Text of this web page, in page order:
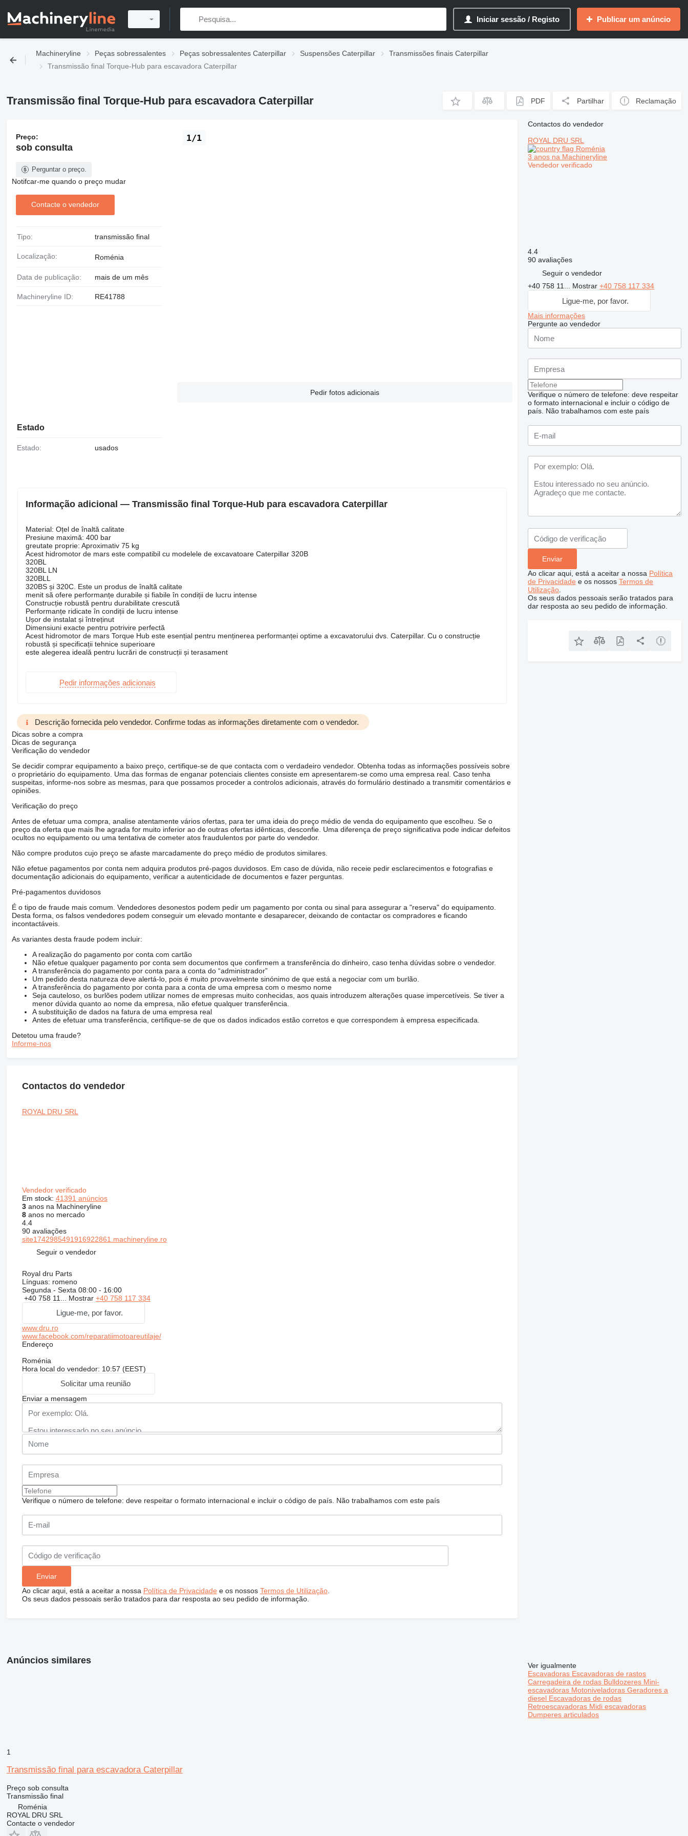
Iniciar sessão / Registo Publicar um anúncio
Machineryline Peças sobressalentes Peças sobressalentes Caterpillar Suspensões Caterpillar
Transmissões finais Caterpillar
Transmissão final Torque-Hub para escavadora Caterpillar
Transmissão final Torque-Hub para escavadora Caterpillar PDF Partilhar Reclamação
1/1
Pedir fotos adicionais
Preço:
sob consulta
Perguntar o preço.
Notifcar-me quando o preço mudar
Contacte o vendedor
Tipo: transmissão final
Localização: Roménia
Data de publicação: mais de um mês
Machineryline ID: RE41788
Estado
Estado: usados
Informação adicional — Transmissão final Torque-Hub para escavadora Caterpillar
Material: Oțel de înaltă calitate
Presiune maximă: 400 bar
greutate proprie: Aproximativ 75 kg
Acest hidromotor de mars este compatibil cu modelele de excavatoare Caterpillar 320B
320BL
320BL LN
320BLL
320BS și 320C. Este un produs de înaltă calitate
menit să ofere performanțe durabile și fiabile în condiții de lucru intense
Construcție robustă pentru durabilitate crescută
Performanțe ridicate în condiții de lucru intense
Ușor de instalat și întreținut
Dimensiuni exacte pentru potrivire perfectă
Acest hidromotor de mars Torque Hub este esențial pentru menținerea performanței optime a excavatorului dvs. Caterpillar. Cu o construcție
robustă și specificații tehnice superioare
este alegerea ideală pentru lucrări de construcții și terasament
Pedir informações adicionais
Descrição fornecida pelo vendedor. Confirme todas as informações diretamente com o vendedor.
Dicas sobre a compra
Dicas de segurança
Verificação do vendedor
Se decidir comprar equipamento a baixo preço, certifique-se de que contacta com o verdadeiro vendedor. Obtenha todas as informações possíveis sobre
o proprietário do equipamento. Uma das formas de enganar potenciais clientes consiste em apresentarem-se como uma empresa real. Caso tenha
suspeitas, informe-nos sobre as mesmas, para que possamos proceder a controlos adicionais, através do formulário destinado a transmitir comentários e
opiniões.
Verificação do preço
Antes de efetuar uma compra, analise atentamente vários ofertas, para ter uma ideia do preço médio de venda do equipamento que escolheu. Se o
preço da oferta que mais lhe agrada for muito inferior ao de outras ofertas idênticas, desconfie. Uma diferença de preço significativa pode indicar defeitos
ocultos no equipamento ou uma tentativa de cometer atos fraudulentos por parte do vendedor.
Não compre produtos cujo preço se afaste marcadamente do preço médio de produtos similares.
Não efetue pagamentos por conta nem adquira produtos pré-pagos duvidosos. Em caso de dúvida, não receie pedir esclarecimentos e fotografias e
documentação adicionais do equipamento, verificar a autenticidade de documentos e fazer perguntas.
Pré-pagamentos duvidosos
É o tipo de fraude mais comum. Vendedores desonestos podem pedir um pagamento por conta ou sinal para assegurar a "reserva" do equipamento.
Desta forma, os falsos vendedores podem conseguir um elevado montante e desaparecer, deixando de contactar os compradores e ficando
incontactáveis.
As variantes desta fraude podem incluir:
A realização do pagamento por conta com cartão
Não efetue qualquer pagamento por conta sem documentos que confirmem a transferência do dinheiro, caso tenha dúvidas sobre o vendedor.
A transferência do pagamento por conta para a conta do “administrador”
Um pedido desta natureza deve alertá-lo, pois é muito provavelmente sinónimo de que está a negociar com um burlão.
A transferência do pagamento por conta para a conta de uma empresa com o mesmo nome
Seja cauteloso, os burlões podem utilizar nomes de empresas muito conhecidas, aos quais introduzem alterações quase impercetíveis. Se tiver a
menor dúvida quanto ao nome da empresa, não efetue qualquer transferência.
A substituição de dados na fatura de uma empresa real
Antes de efetuar uma transferência, certifique-se de que os dados indicados estão corretos e que correspondem à empresa especificada.
Detetou uma fraude?
Informe-nos
Contactos do vendedor
ROYAL DRU SRL
Vendedor verificado
Em stock: 41391 anúncios
3anos na Machineryline
8anos no mercado
4.4
90 avaliações
site1742985491916922861.machineryline.ro
Seguir o vendedor
Royal dru Parts
Línguas: romeno
Segunda - Sexta 08:00 - 16:00
+40 758 11... Mostrar +40 758 117 334
Ligue-me, por favor.
www.dru.ro
www.facebook.com/reparatiimotoareutilaje/
Endereço
Roménia
Hora local do vendedor: 10:57 (EEST)
Solicitar uma reunião
Enviar a mensagem
Verifique o número de telefone: deve respeitar o formato internacional e incluir o código de país. Não trabalhamos com este país
Ao clicar aqui, está a aceitar a nossa Política de Privacidade e os nossos Termos de Utilização.
Os seus dados pessoais serão tratados para dar resposta ao seu pedido de informação.
Contactos do vendedor
ROYAL DRU SRL
Roménia
3 anos na Machineryline
Vendedor verificado
4.4
90 avaliações
Seguir o vendedor
+40 758 11... Mostrar+40 758 117 334
Ligue-me, por favor.
Mais informações
Pergunte ao vendedor
Verifique o número de telefone: deve respeitar
o formato internacional e incluir o código de
país. Não trabalhamos com este país
Ao clicar aqui, está a aceitar a nossa Política
de Privacidade e os nossosTermos de
Utilização
Os seus dados pessoais serão tratados para
dar resposta ao seu pedido de informação.
Anúncios similares
1
Transmissão final para escavadora Caterpillar
Preço sob consulta
Transmissão final
Roménia
ROYAL DRU SRL
Contacte o vendedor
Ver igualmente
Escavadoras Escavadoras de rastos
Carregadeira de rodas Bulldozeres Mini-
escavadoras MotoniveladorasGeradores a
diesel Escavadoras de rodas
Retroescavadoras Midi escavadoras
Dumperes articulados